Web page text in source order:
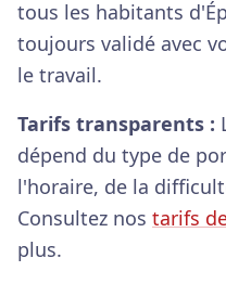
tous les habitants
toujours validé avec
le travail.
Tarifs transparents :
dépend du type de
l'horaire, de la
Consultez nos tarifs
plus.